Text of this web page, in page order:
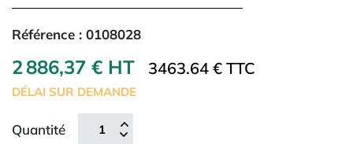
Référence : 0108028
2 886,37 € HT 3463.64 € TTC
DÉLAI SUR DEMANDE
Quantité